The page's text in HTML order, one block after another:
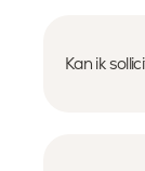
Kan ik